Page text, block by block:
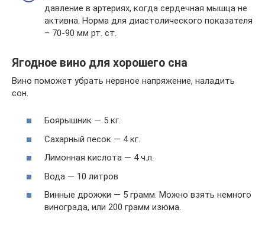
давление в артериях, когда сердечная мышца не
активна. Норма для диастолического показателя
– 70-90 мм рт. ст.
Ягодное вино для хорошего сна
Вино поможет убрать нервное напряжение, наладить
сон.
Боярышник — 5 кг.
Сахарный песок — 4 кг.
Лимонная кислота — 4 ч.л.
Вода — 10 литров
Винные дрожжи — 5 грамм. Можно взять немного
винограда, или 200 грамм изюма.